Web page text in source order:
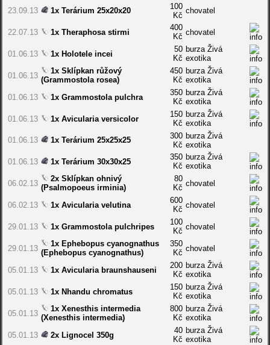
23.09.13 1x Terárium 25x20x20
100
Kč
chovatel
22.07.13 1x Theraphosa stirmi
400
Kč chovatel
01.06.13 1x Holotele incei
50
Kč
burza Živá
exotika
01.06.13
1x Sklípkan růžový
(Grammostola rosea)
450
Kč
burza Živá
exotika
01.06.13
1x Grammostola pulchra
350
Kč
burza Živá
exotika
01.06.13
1x Avicularia versicolor
150
Kč
burza Živá
exotika
01.06.13
1x Terárium 25x25x25
300
Kč
burza Živá
exotika
01.06.13
1x Terárium 30x30x25
350
Kč
burza Živá
exotika
06.02.13
2x Sklípkan ohnivý
(Psalmopoeus irminia)
80
Kč chovatel
06.02.13 1x Avicularia velutina
600
Kč chovatel
29.01.13 1x Grammostola pulchripes
100
Kč chovatel
29.01.13
1x Ephebopus cyanognathus
(Ephebopus cyanognathus)
350
Kč chovatel
05.01.13 1x Avicularia braunshauseni
200
Kč
burza Živá
exotika
05.01.13
1x Nhandu chromatus
150
Kč
burza Živá
exotika
05.01.13
1x Xenesthis intermedia
(Xenesthis intermedia)
800
Kč
burza Živá
exotika
05.01.13
2x Lignocel 350g
40
Kč
burza Živá
exotika